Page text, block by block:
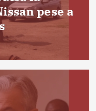
pese a